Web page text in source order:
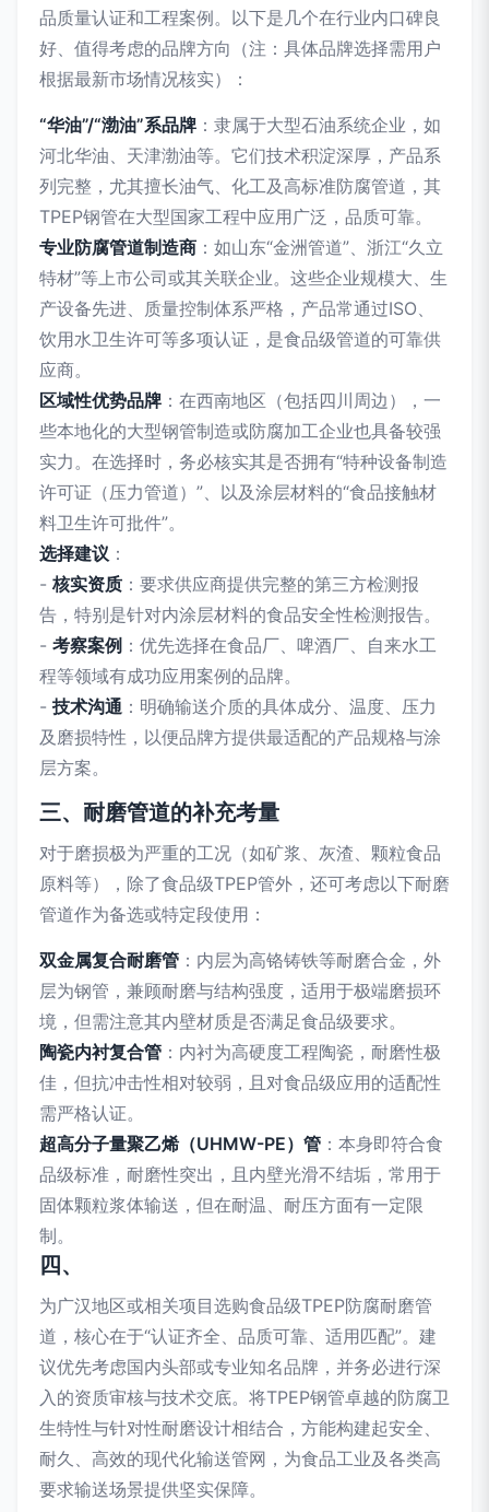
品质量认证和工程案例。以下是几个在行业内口碑良
好、值得考虑的品牌方向（注：具体品牌选择需用户
根据最新市场情况核实）：
“华油”/“渤油”系品牌 ：隶属于大型石油系统企业，如
河北华油、天津渤油等。它们技术积淀深厚，产品系
列完整，尤其擅长油气、化工及高标准防腐管道，其
TPEP钢管在大型国家工程中应用广泛，品质可靠。
专业防腐管道制造商 ：如山东“金洲管道”、浙江“久立
特材”等上市公司或其关联企业。这些企业规模大、生
产设备先进、质量控制体系严格，产品常通过ISO、
饮用水卫生许可等多项认证，是食品级管道的可靠供
应商。
区域性优势品牌 ：在西南地区（包括四川周边），一
些本地化的大型钢管制造或防腐加工企业也具备较强
实力。在选择时，务必核实其是否拥有“特种设备制造
许可证（压力管道）”、以及涂层材料的“食品接触材
料卫生许可批件”。
选择建议 ：
- 核实资质 ：要求供应商提供完整的第三方检测报
告，特别是针对内涂层材料的食品安全性检测报告。
- 考察案例 ：优先选择在食品厂、啤酒厂、自来水工
程等领域有成功应用案例的品牌。
- 技术沟通 ：明确输送介质的具体成分、温度、压力
及磨损特性，以便品牌方提供最适配的产品规格与涂
层方案。
三、耐磨管道的补充考量
对于磨损极为严重的工况（如矿浆、灰渣、颗粒食品
原料等），除了食品级TPEP管外，还可考虑以下耐磨
管道作为备选或特定段使用：
双金属复合耐磨管 ：内层为高铬铸铁等耐磨合金，外
层为钢管，兼顾耐磨与结构强度，适用于极端磨损环
境，但需注意其内壁材质是否满足食品级要求。
陶瓷内衬复合管 ：内衬为高硬度工程陶瓷，耐磨性极
佳，但抗冲击性相对较弱，且对食品级应用的适配性
需严格认证。
超高分子量聚乙烯（UHMW-PE）管 ：本身即符合食
品级标准，耐磨性突出，且内壁光滑不结垢，常用于
固体颗粒浆体输送，但在耐温、耐压方面有一定限
制。
四、
为广汉地区或相关项目选购食品级TPEP防腐耐磨管
道，核心在于“认证齐全、品质可靠、适用匹配”。建
议优先考虑国内头部或专业知名品牌，并务必进行深
入的资质审核与技术交底。将TPEP钢管卓越的防腐卫
生特性与针对性耐磨设计相结合，方能构建起安全、
耐久、高效的现代化输送管网，为食品工业及各类高
要求输送场景提供坚实保障。